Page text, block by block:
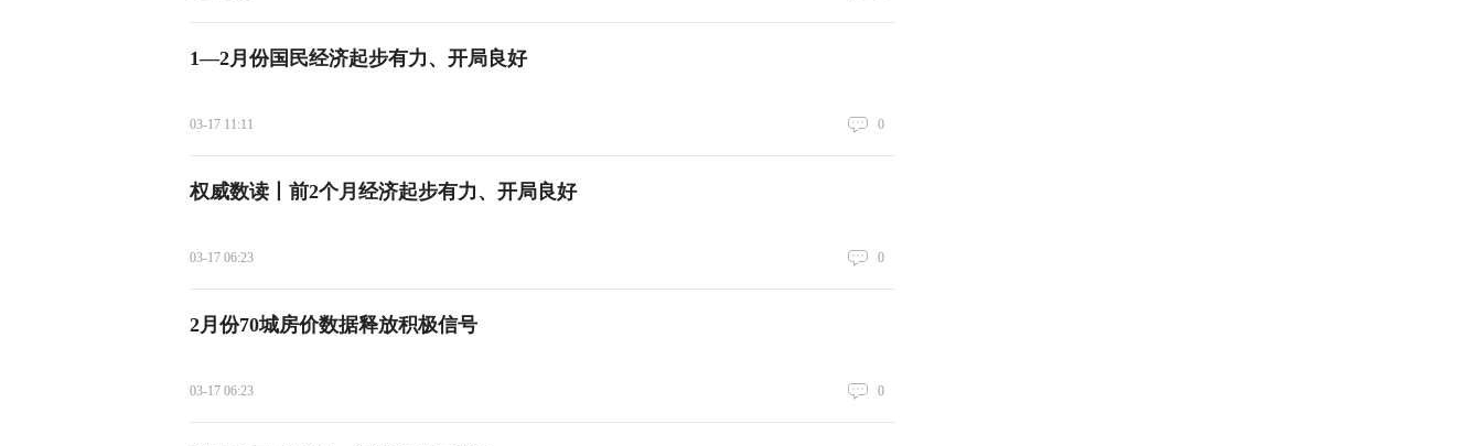
1—2月份国民经济起步有力、开局良好
03-17 11:11 0
权威数读丨前2个月经济起步有力、开局良好
03-17 06:23 0
2月份70城房价数据释放积极信号
03-17 06:23 0